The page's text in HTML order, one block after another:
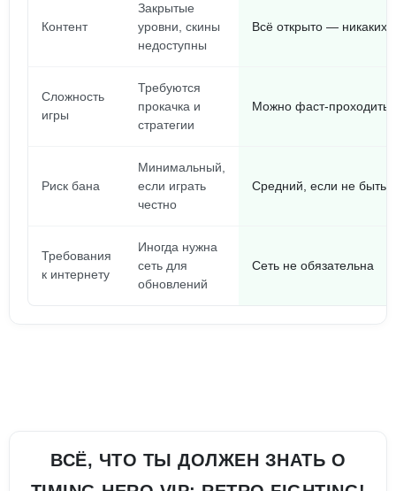
Контент
Закрытые
уровни, скины
недоступны
Всё открыто — никаких
Сложность
игры
Требуются
прокачка и
стратегии
Можно фаст-проходить,
Риск бана
Минимальный,
если играть
честно
Средний, если не быть
Требования
к интернету
Иногда нужна
сеть для
обновлений
Сеть не обязательна
ВСЁ, ЧТО ТЫ ДОЛЖЕН ЗНАТЬ О